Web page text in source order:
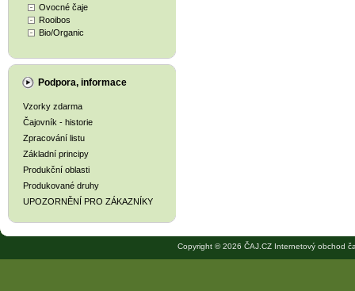
Ovocné čaje
Rooibos
Bio/Organic
Podpora, informace
Vzorky zdarma
Čajovník - historie
Zpracování listu
Základní principy
Produkční oblasti
Produkované druhy
UPOZORNĚNÍ PRO ZÁKAZNÍKY
Copyright © 2026 ČAJ.CZ Internetový obchod